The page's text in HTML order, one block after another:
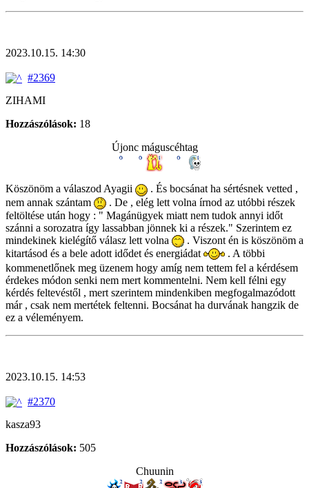
2023.10.15. 14:30
#2369
ZIHAMI
Hozzászólások: 18
Újonc máguscéhtag
Köszönöm a válaszod Ayagii
. És bocsánat ha sértésnek vetted ,
nem annak szántam
. De , elég lett volna írnod az utóbbi részek
feltöltése után hogy : " Magánügyek miatt nem tudok annyi időt
szánni a sorozatra így lassabban jönnek ki a részek." Szerintem ez
mindekinek kielégítő válasz lett volna
. Viszont én is köszönöm a
kitartásod és a bele adott idődet és energiádat
. A többi
kommenetlőnek meg üzenem hogy amíg nem tettem fel a kérdésem
érdekes módon senki nem mert kommentelni. Nem kell félni egy
kérdés feltevéstől , mert szerintem mindenkiben megfogalmazódott
már , csak nem mertétek feltenni. Bocsánat ha durvának hangzik de
ez a véleményem.
2023.10.15. 14:53
#2370
kasza93
Hozzászólások: 505
Chuunin